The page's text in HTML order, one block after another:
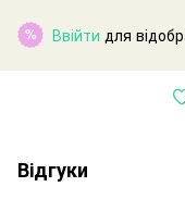
% Ввійти для
Відгуки